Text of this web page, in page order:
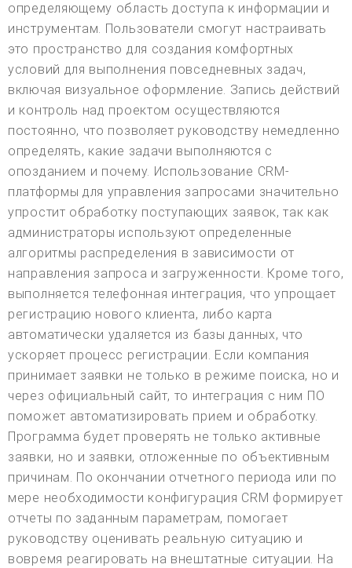
определяющему область доступа к информации и
инструментам. Пользователи смогут настраивать
это пространство для создания комфортных
условий для выполнения повседневных задач,
включая визуальное оформление. Запись действий
и контроль над проектом осуществляются
постоянно, что позволяет руководству немедленно
определять, какие задачи выполняются с
опозданием и почему. Использование CRM-
платформы для управления запросами значительно
упростит обработку поступающих заявок, так как
администраторы используют определенные
алгоритмы распределения в зависимости от
направления запроса и загруженности. Кроме того,
выполняется телефонная интеграция, что упрощает
регистрацию нового клиента, либо карта
автоматически удаляется из базы данных, что
ускоряет процесс регистрации. Если компания
принимает заявки не только в режиме поиска, но и
через официальный сайт, то интеграция с ним ПО
поможет автоматизировать прием и обработку.
Программа будет проверять не только активные
заявки, но и заявки, отложенные по объективным
причинам. По окончании отчетного периода или по
мере необходимости конфигурация CRM формирует
отчеты по заданным параметрам, помогает
руководству оценивать реальную ситуацию и
вовремя реагировать на внештатные ситуации. На